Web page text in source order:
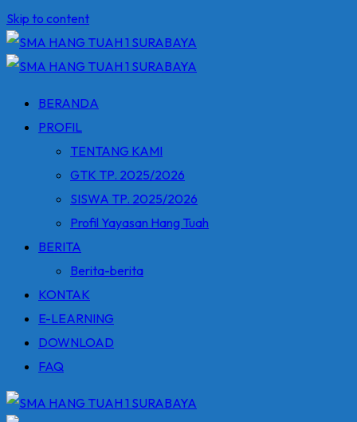
Skip to content
BERANDA
PROFIL
TENTANG KAMI
GTK TP. 2025/2026
SISWA TP. 2025/2026
Profil Yayasan Hang Tuah
BERITA
Berita-berita
KONTAK
E-LEARNING
DOWNLOAD
FAQ